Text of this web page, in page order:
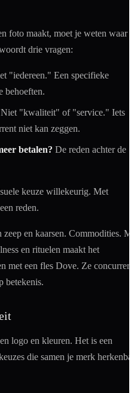
foto maakt, moet je weten waar
drie vragen:
"iedereen." Een specifieke
behoeften.
Niet "kwaliteit" of "service." Iets
niet kan zeggen.
betalen? De reden achter de
keuze willekeurig. Met
reden.
en kaarsen. Commodities.
en rituelen maakt het
met een fles Dove. Ze
betekenis.
logo en kleuren. Het is een
die samen je merk